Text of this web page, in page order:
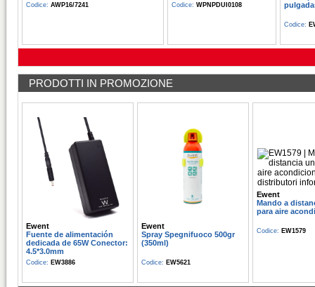
Codice: AWP16/7241 Codice: WPNPDUI0108
Codice:
PRODOTTI IN PROMOZIONE
Ewent
Fuente de alimentación
dedicada de 65W Conector:
4.5*3.0mm
Codice: EW3886
Ewent
Spray Spegnifuoco 500gr
(350ml)
Codice: EW5621
Ewent
Mando a
para aire
Codice: EW1579